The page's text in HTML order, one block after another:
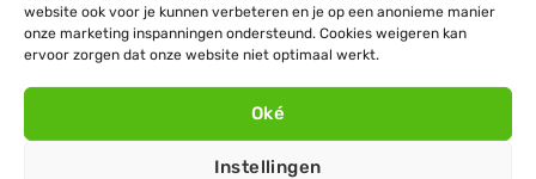
website ook voor je kunnen verbeteren en je op een anonieme manier
onze marketing inspanningen ondersteund. Cookies weigeren kan
ervoor zorgen dat onze website niet optimaal werkt.
Oké
Instellingen
Blynx Festoon
Prikkabel · Lichtsnoer ·
Blynx Festoon
Prikkabel · Lichtsnoer ·